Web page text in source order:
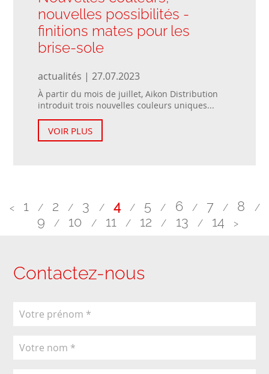
nouvelles possibilités -
finitions mates pour les
brise-sole
actualités | 27.07.2023
À partir du mois de juillet, Aikon Distribution
introduit trois nouvelles couleurs uniques...
VOIR PLUS
< 1 / 2 / 3 / 4 / 5 / 6 / 7 / 8 /
9 / 10 / 11 / 12 / 13 / 14 >
Contactez-nous